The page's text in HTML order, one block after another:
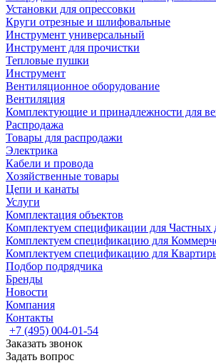
Установки для опрессовки
Круги отрезные и шлифовальные
Инструмент универсальный
Инструмент для прочистки
Тепловые пушки
Инструмент
Вентиляционное оборудование
Вентиляция
Комплектующие и принадлежности для
Распродажа
Товары для распродажи
Электрика
Кабели и провода
Хозяйственные товары
Цепи и канаты
Услуги
Комплектация объектов
Комплектуем спецификации для Частных
Комплектуем спецификацию для
Комплектуем спецификацию для
Подбор подрядчика
Бренды
Новости
Компания
Контакты
+7 (495) 004-01-54
Заказать звонок
Задать вопрос